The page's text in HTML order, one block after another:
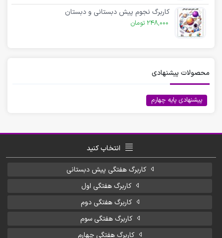
کاربرگ نجوم پیش دبستانی و دبستان
248,000 تومان
محصولات پیشنهادی
پیشنهادی پایه چهارم
انتخاب کنید
کاربرگ هفتگی پیش دبستانی
کاربرگ هفتگی اول
کاربرگ هفتگی دوم
کاربرگ هفتگی سوم
کاربرگ هفتگی چهارم